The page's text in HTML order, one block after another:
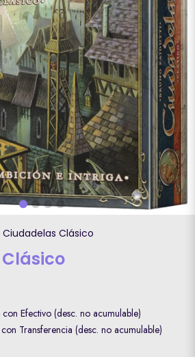
Ciudadelas Clásico
Efectivo (desc. no acumulable)
Transferencia (desc. no acumulable)